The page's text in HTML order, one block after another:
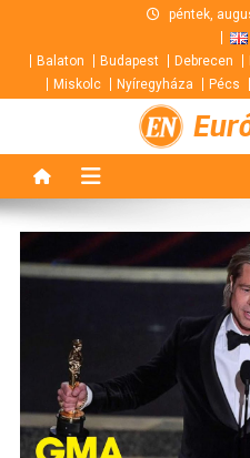
content
péntek,
Balaton Budapest Debrecen
Miskolc
Nyíregyháza Pécs